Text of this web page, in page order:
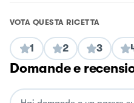
VOTA QUESTA RICETTA
1 2 3
Domande e